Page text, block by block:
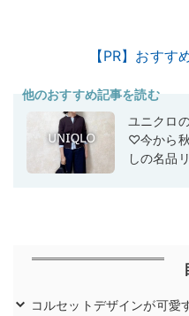
【PR】おすす
他のおすすめ記事を読む
ユニクロ
♡今から
しの名品
コルセットデザインが可